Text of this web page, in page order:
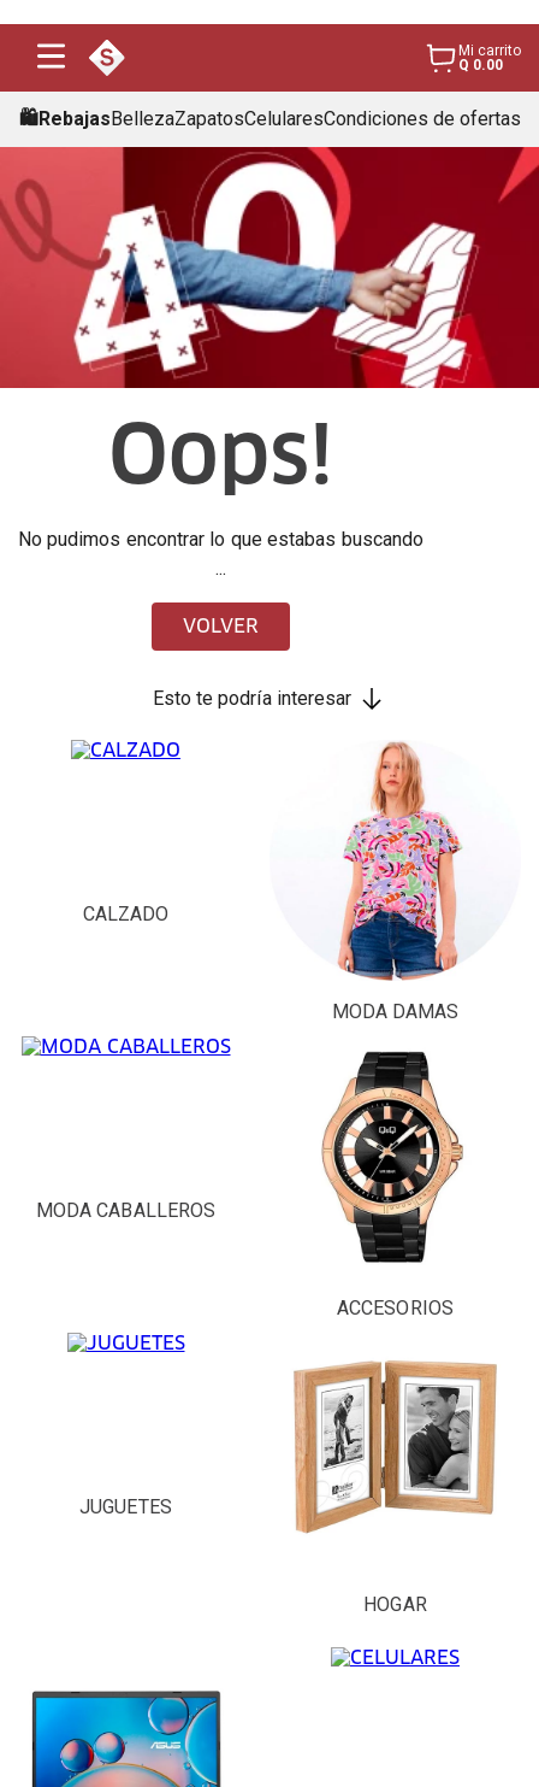
Mi carrito
Q 0.00
🛍️RebajasBellezaZapatosCelularesCondiciones de ofertas
Oops!
No pudimos encontrar lo que estabas buscando
...
VOLVER
Esto te podría interesar
CALZADO
MODA DAMAS
MODA CABALLEROS
ACCESORIOS
JUGUETES
HOGAR